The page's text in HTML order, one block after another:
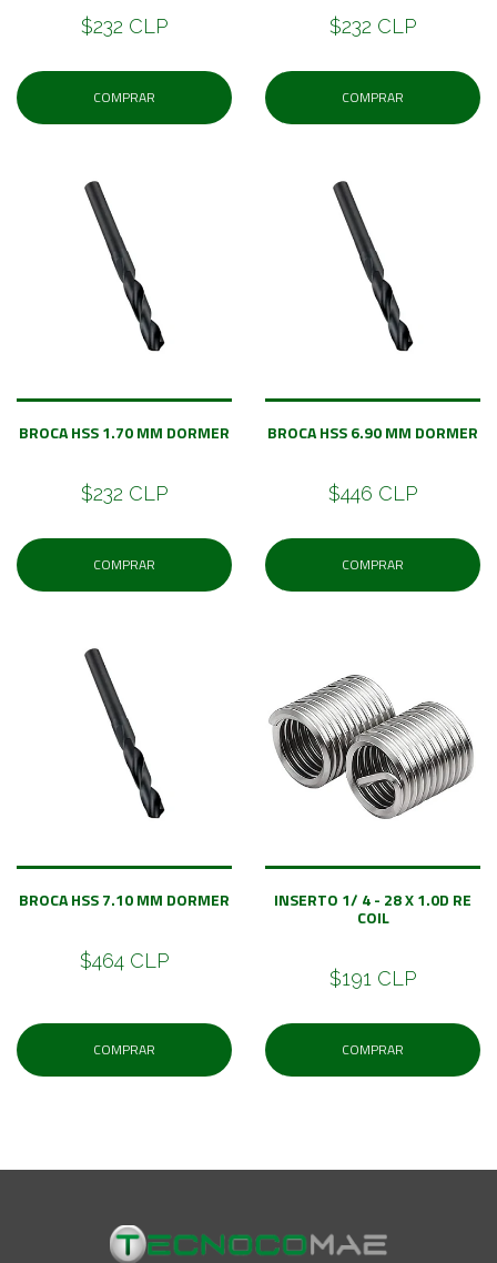
$232 CLP
COMPRAR
$232 CLP
COMPRAR
BROCA HSS 1.70 MM DORMER
$232 CLP
COMPRAR
BROCA HSS 6.90 MM DORMER
$446 CLP
COMPRAR
BROCA HSS 7.10 MM DORMER
$464 CLP
COMPRAR
INSERTO 1/ 4 - 28 X 1.0D RE
COIL
$191 CLP
COMPRAR